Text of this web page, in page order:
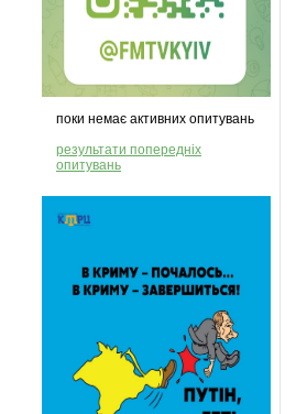
поки немає активних опитувань
результати попередніх
опитувань